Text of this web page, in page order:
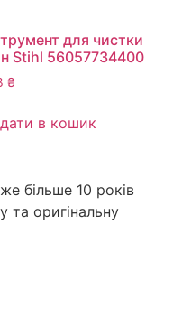
для чистки
Stihl 56057734400
₴
в кошик
більше 10 років
та оригінальну